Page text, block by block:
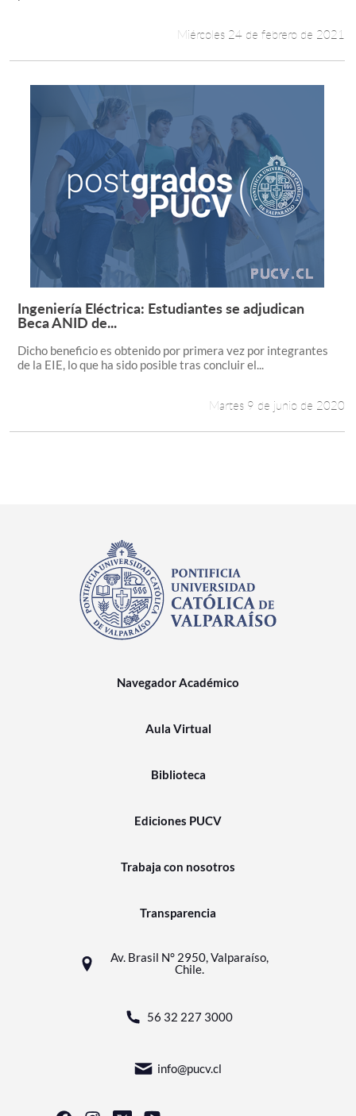
Miércoles 24 de febrero de 2021
Leer más +
Ingeniería Eléctrica: Estudiantes se adjudican
Beca ANID de...
Dicho beneficio es obtenido por primera vez por integrantes
de la EIE, lo que ha sido posible tras concluir el...
Martes 9 de junio de 2020
Navegador Académico
Aula Virtual
Biblioteca
Ediciones PUCV
Trabaja con nosotros
Transparencia
Av. Brasil N° 2950, Valparaíso,
Chile.
56 32 227 3000
info@pucv.cl